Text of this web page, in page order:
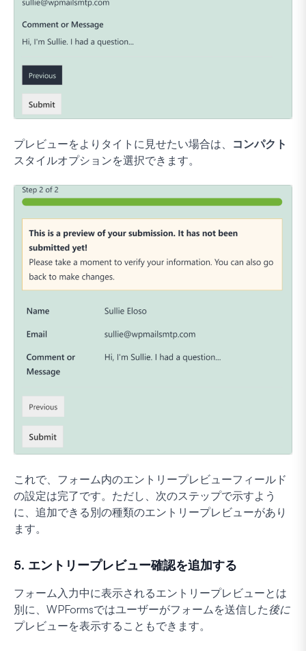
プレビューをよりタイトに見せたい場合は、 コンパクト
スタイルオプションを選択できます。
これで、フォーム内のエントリープレビューフィールド
の設定は完了です。ただし、次のステップで示すよう
に、追加できる別の種類のエントリープレビューがあり
ます。
5. エントリープレビュー確認を追加する
フォーム入力中に表示されるエントリープレビューとは
別に、WPFormsではユーザーがフォームを送信した後に
プレビューを表示することもできます。